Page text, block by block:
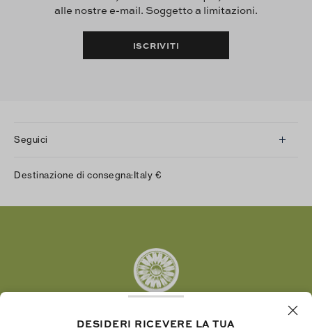
alle nostre e-mail. Soggetto a limitazioni.
ISCRIVITI
Seguici
Twitter
LinkedIn
Destinazione di consegna:Italy €
DESIDERI RICEVERE LA TUA